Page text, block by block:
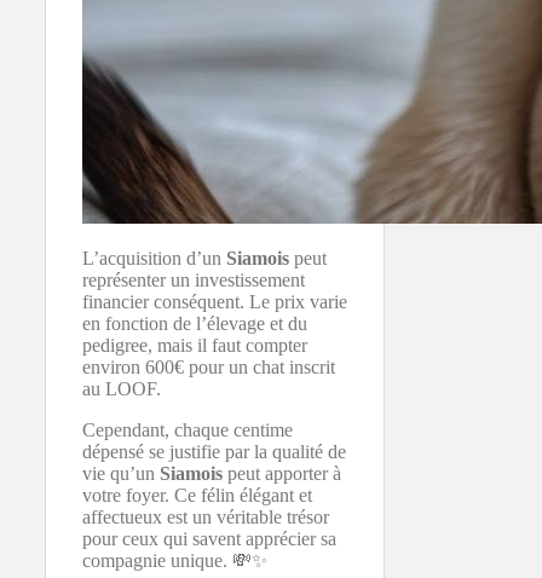
L’acquisition d’un Siamois peut
représenter un investissement
financier conséquent. Le prix varie
en fonction de l’élevage et du
pedigree, mais il faut compter
environ 600€ pour un chat inscrit
au LOOF.
Cependant, chaque centime
dépensé se justifie par la qualité de
vie qu’un Siamois peut apporter à
votre foyer. Ce félin élégant et
affectueux est un véritable trésor
pour ceux qui savent apprécier sa
compagnie unique. 💸✨